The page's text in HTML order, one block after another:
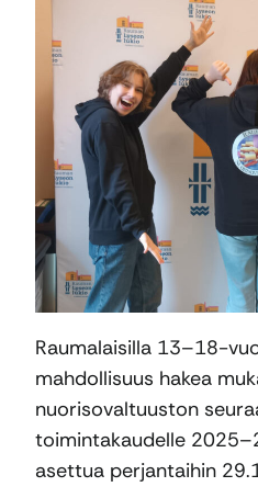
Raumalaisilla 13–18-
mahdollisuus hakea
nuorisovaltuuston
toimintakaudelle
asettua perjantaihin